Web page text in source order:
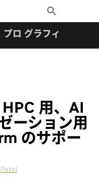
Toggle
Search
プロ グラフィックス
用、AI
ーション用
のサポー